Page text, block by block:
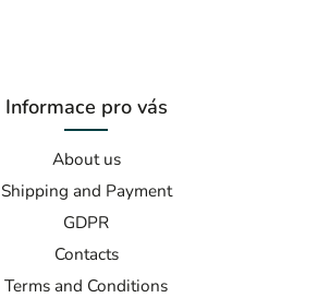
Informace pro vás
About us
Shipping and Payment
GDPR
Contacts
Terms and Conditions